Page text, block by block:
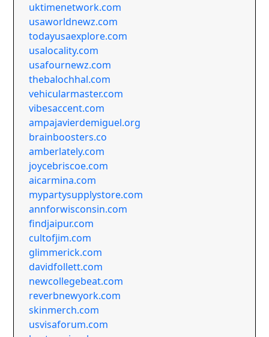
uktimenetwork.com
usaworldnewz.com
todayusaexplore.com
usalocality.com
usafournewz.com
thebalochhal.com
vehicularmaster.com
vibesaccent.com
ampajavierdemiguel.org
brainboosters.co
amberlately.com
joycebriscoe.com
aicarmina.com
mypartysupplystore.com
annforwisconsin.com
findjaipur.com
cultofjim.com
glimmerick.com
davidfollett.com
newcollegebeat.com
reverbnewyork.com
skinmerch.com
usvisaforum.com